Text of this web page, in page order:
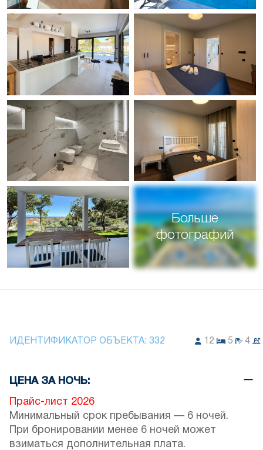
Больше
фотографий
ИДЕНТИФИКАТОР ОБЪЕКТА: 332 12 5 4
ЦЕНА ЗА НОЧЬ:
Прайс-лист 2026
Минимальный срок пребывания — 6 ночей.
При бронировании менее 6 ночей может
взиматься дополнительная плата.